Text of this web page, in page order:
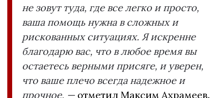
не зовут туда, где все легко и просто,
ваша помощь нужна в сложных и
рискованных ситуациях. Я искренне
благодарю вас, что в любое время вы
остаетесь верными присяге, и уверен,
что ваше плечо всегда надежное и
прочное, — отметил Максим Ахрамеев.